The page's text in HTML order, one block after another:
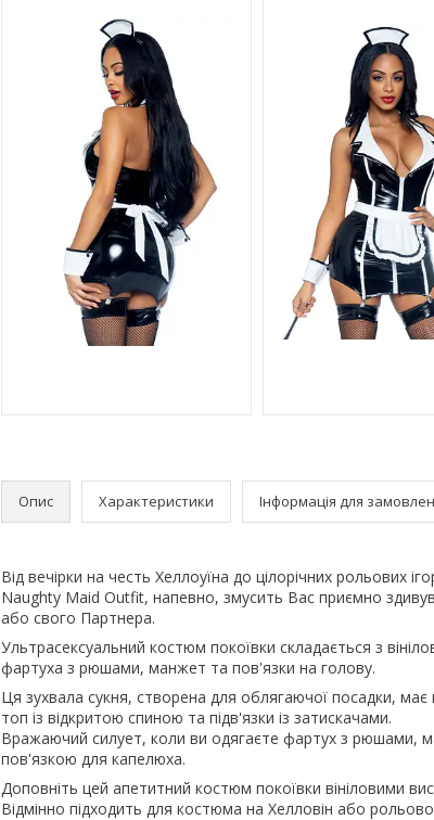
Опис Характеристики Інформація для
Від вечірки на честь Хеллоуїна до цілорічних рольових
Naughty Maid Outfit, напевно, змусить Вас приємно
або свого Партнера.
Ультрасексуальний костюм покоївки складається з
фартуха з рюшами, манжет та пов'язки на голову.
Ця зухвала сукня, створена для облягаючої посадки,
топ із відкритою спиною та підв'язки із затискачами.
Вражаючий силует, коли ви одягаєте фартух з рюшами,
пов'язкою для капелюха.
Доповніть цей апетитний костюм покоївки вініловими
Відмінно підходить для костюма на Хелловін або